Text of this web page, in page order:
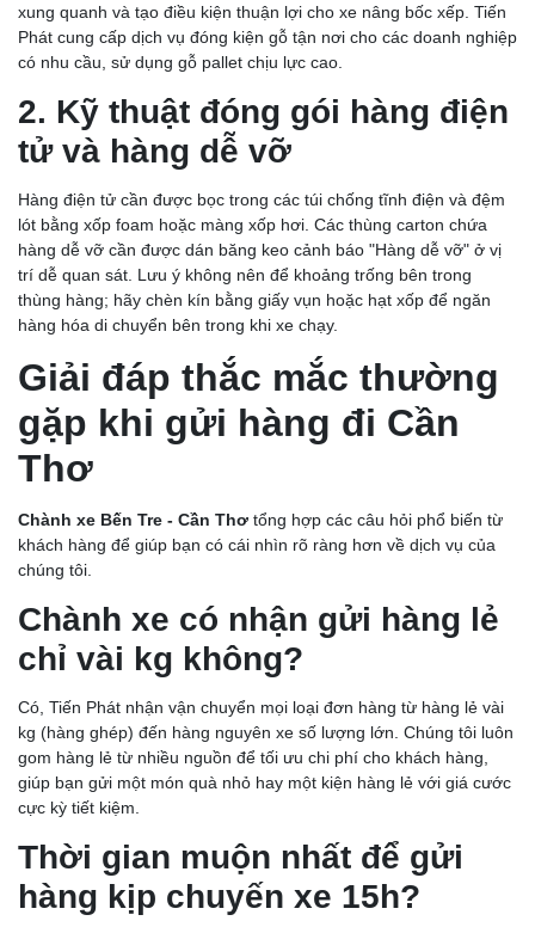
xung quanh và tạo điều kiện thuận lợi cho xe nâng bốc xếp. Tiến
Phát cung cấp dịch vụ đóng kiện gỗ tận nơi cho các doanh nghiệp
có nhu cầu, sử dụng gỗ pallet chịu lực cao.
2. Kỹ thuật đóng gói hàng điện
tử và hàng dễ vỡ
Hàng điện tử cần được bọc trong các túi chống tĩnh điện và đệm
lót bằng xốp foam hoặc màng xốp hơi. Các thùng carton chứa
hàng dễ vỡ cần được dán băng keo cảnh báo "Hàng dễ vỡ" ở vị
trí dễ quan sát. Lưu ý không nên để khoảng trống bên trong
thùng hàng; hãy chèn kín bằng giấy vụn hoặc hạt xốp để ngăn
hàng hóa di chuyển bên trong khi xe chạy.
Giải đáp thắc mắc thường
gặp khi gửi hàng đi Cần
Thơ
Chành xe Bến Tre - Cần Thơ tổng hợp các câu hỏi phổ biến từ
khách hàng để giúp bạn có cái nhìn rõ ràng hơn về dịch vụ của
chúng tôi.
Chành xe có nhận gửi hàng lẻ
chỉ vài kg không?
Có, Tiến Phát nhận vận chuyển mọi loại đơn hàng từ hàng lẻ vài
kg (hàng ghép) đến hàng nguyên xe số lượng lớn. Chúng tôi luôn
gom hàng lẻ từ nhiều nguồn để tối ưu chi phí cho khách hàng,
giúp bạn gửi một món quà nhỏ hay một kiện hàng lẻ với giá cước
cực kỳ tiết kiệm.
Thời gian muộn nhất để gửi
hàng kịp chuyến xe 15h?